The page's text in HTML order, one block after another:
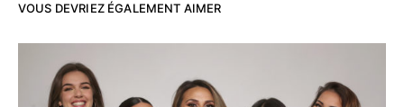
VOUS DEVRIEZ ÉGALEMENT AIMER